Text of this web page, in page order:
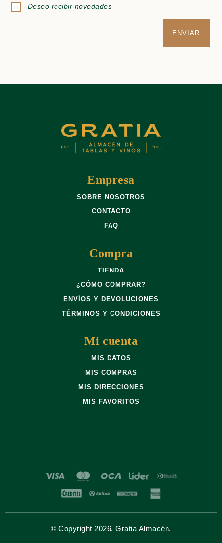
Deseo recibir novedades
Empresa
SOBRE NOSOTROS
CONTACTO
FAQ
Compra
TIENDA
¿CÓMO COMPRAR?
ENVÍOS Y DEVOLUCIONES
TÉRMINOS Y CONDICIONES
Mi cuenta
MIS DATOS
MIS COMPRAS
MIS DIRECCIONES
MIS FAVORITOS
© Copyright 2026. Gratia Almacén.